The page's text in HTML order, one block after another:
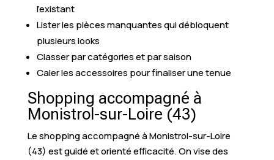
l’existant
Lister les pièces manquantes qui débloquent
plusieurs looks
Classer par catégories et par saison
Caler les accessoires pour finaliser une tenue
Shopping accompagné à
Monistrol-sur-Loire (43)
Le shopping accompagné à Monistrol-sur-Loire
(43) est guidé et orienté efficacité. On vise des